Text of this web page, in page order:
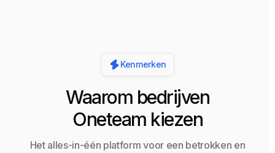
Kenmerken
Waarom bedrijven
Oneteam kiezen
Het alles-in-één platform voor een betrokken en